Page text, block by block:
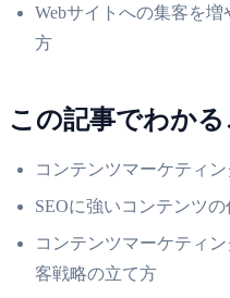
Webサイトへの集客を
方
この記事でわかる
コンテンツマーケティ
SEOに強いコンテンツ
コンテンツマーケティ
客戦略の立て方